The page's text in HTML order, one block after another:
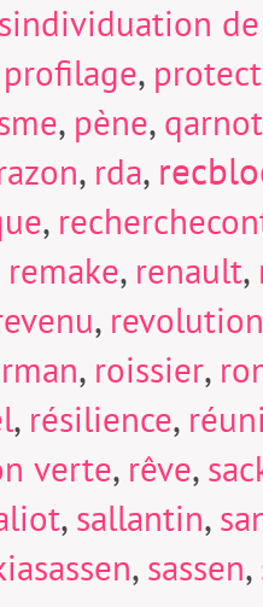
profilage,
, pène, qarnot
, rda,
,
remake, renault,
, revolution
, roissier,
, résilience,
verte, rêve,
, sallantin,
, sassen,